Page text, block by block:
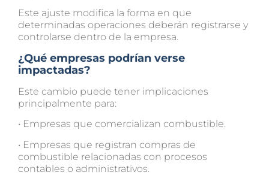
Este ajuste modifica la forma en que
determinadas operaciones deberán registrarse y
controlarse dentro de la empresa.
¿Qué empresas podrían verse
impactadas?
Este cambio puede tener implicaciones
principalmente para:
• Empresas que comercializan combustible.
• Empresas que registran compras de
combustible relacionadas con procesos
contables o administrativos.